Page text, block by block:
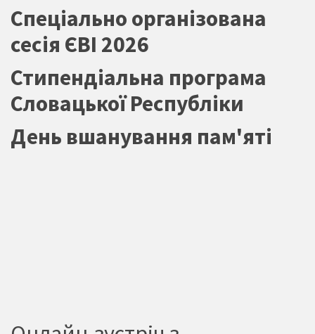
Спеціально організована
сесія ЄВІ 2026
Стипендіальна програма
Словацької Республіки
День вшанування пам'яті